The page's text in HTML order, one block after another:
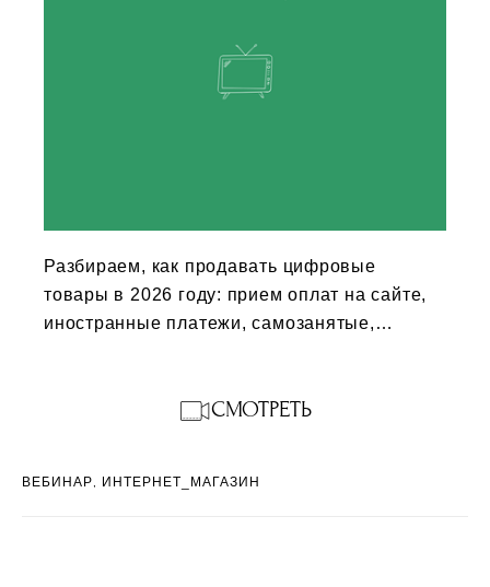
Разбираем, как продавать цифровые
товары в 2026 году: прием оплат на сайте,
иностранные платежи, самозанятые,
СМОТРЕТЬ
ВЕБИНАР ИНТЕРНЕТ_МАГАЗИН